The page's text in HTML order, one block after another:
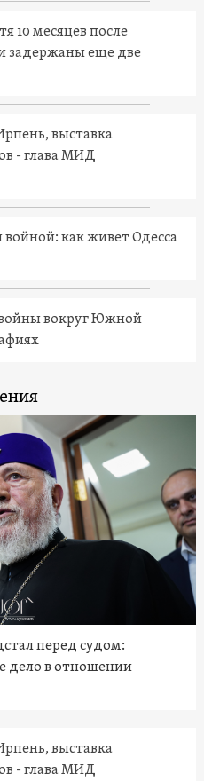
10 месяцев после
задержаны еще две
выставка
- глава МИД
как живет Одесса
войны вокруг Южной
перед судом:
дело в отношении
выставка
- глава МИД